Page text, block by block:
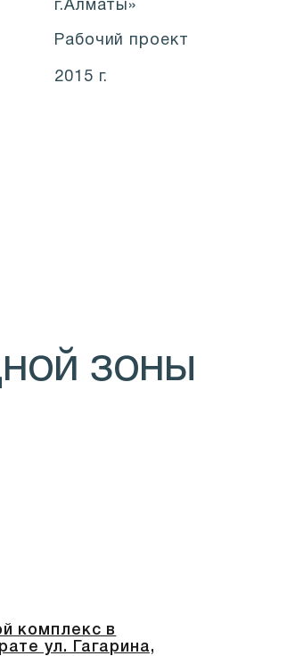
г.Алматы»
Рабочий проект
2015 г.
зоны
комплекс в
ул. Гагарина,